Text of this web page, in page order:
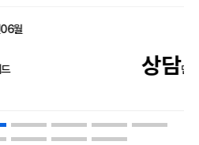
만원